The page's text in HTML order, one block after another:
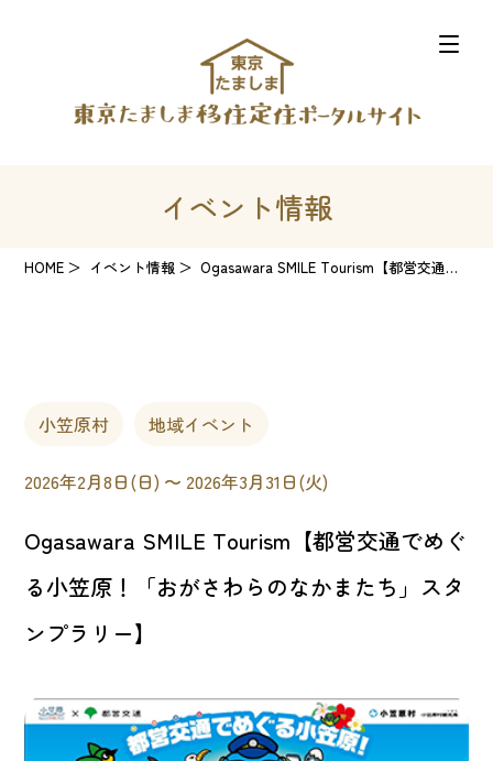
イベント情報
HOME イベント情報 Ogasawara SMILE Tourism【都営交通でめぐる小笠原！「おがさわらのなかまたち」スタンプラリー】
小笠原村 地域イベント
2026年2月8日(日) 〜 2026年3月31日(火)
Ogasawara SMILE Tourism【都営交通でめぐ
る小笠原！「おがさわらのなかまたち」スタ
ンプラリー】